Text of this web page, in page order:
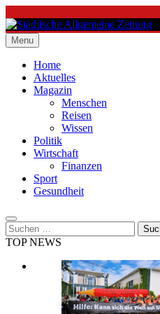
to
content
Städtische Allgemeine Zeitung
Menu
Home
Aktuelles
Magazin
Menschen
Reisen
Wissen
Politik
Wirtschaft
Finanzen
Sport
Gesundheit
Suchen
nach:
TOP NEWS